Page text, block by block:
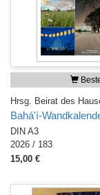
Hrsg. Beirat des
Bahá'í-
DIN A3
2026 / 183
15,00 €